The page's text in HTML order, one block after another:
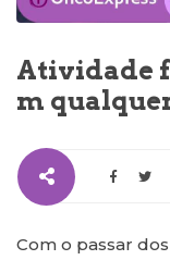
Atividade
m
Com o passar